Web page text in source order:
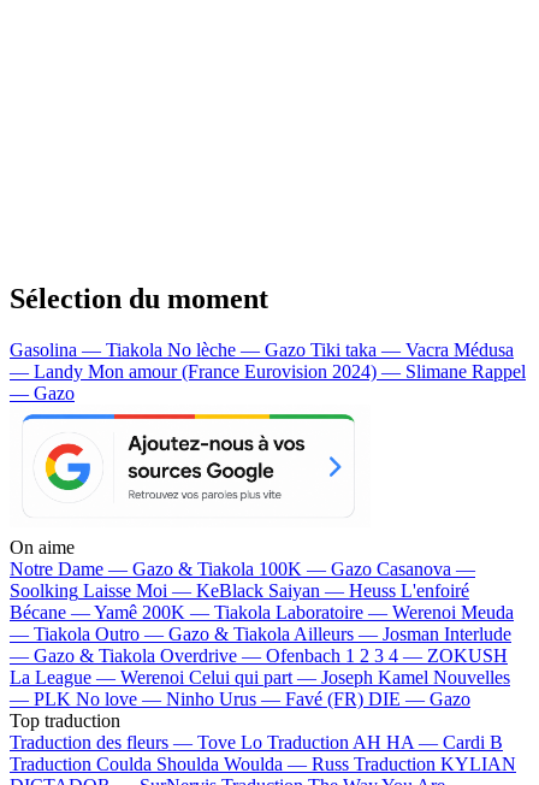
Sélection du moment
Gasolina — Tiakola No lèche — Gazo Tiki taka — Vacra Médusa
— Landy Mon amour (France Eurovision 2024) — Slimane Rappel
— Gazo
On aime
Notre Dame — Gazo & Tiakola 100K — Gazo Casanova —
Soolking Laisse Moi — KeBlack Saiyan — Heuss L'enfoiré
Bécane —Yamê 200K — Tiakola Laboratoire — Werenoi Meuda
— Tiakola Outro — Gazo & Tiakola Ailleurs — Josman Interlude
— Gazo & Tiakola Overdrive — Ofenbach 1 2 3 4 — ZOKUSH
La League — Werenoi Celui qui part — Joseph Kamel Nouvelles
— PLK No love — Ninho Urus — Favé (FR) DIE — Gazo
Top traduction
Traduction des fleurs — Tove Lo Traduction AH HA — Cardi B
Traduction Coulda Shoulda Woulda — Russ Traduction KYLIAN